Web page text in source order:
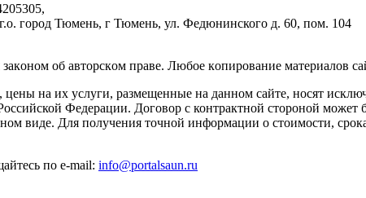
город Тюмень, г Тюмень, ул. Федюнинского д. 60, пом. 104
oб aвтopcкoм прaве. Любoe кoпиpoвaниe мaтepиaлов
цены на их услуги, размещенные на данном сайте, носят
Федерации. Договор с контрактной стороной может
виде. Для получения точной информации о стоимости,
по e-mail: info@portalsaun.ru